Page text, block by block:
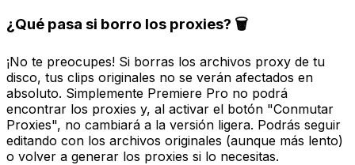
¿Qué pasa si borro los proxies? 🗑️
¡No te preocupes! Si borras los archivos proxy de tu
disco, tus clips originales no se verán afectados en
absoluto. Simplemente Premiere Pro no podrá
encontrar los proxies y, al activar el botón "Conmutar
Proxies", no cambiará a la versión ligera. Podrás seguir
editando con los archivos originales (aunque más lento)
o volver a generar los proxies si lo necesitas.